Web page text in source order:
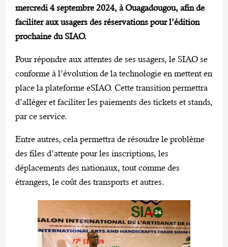
mercredi 4 septembre 2024, à Ouagadougou, afin de
faciliter aux usagers des réservations pour l’édition
prochaine du SIAO.
Pour répondre aux attentes de ses usagers, le SIAO se
conforme à l’évolution de la technologie en mettent en
place la plateforme eSIAO. Cette transition permettra
d’alléger et faciliter les paiements des tickets et stands,
par ce service.
Entre autres, cela permettra de résoudre le problème
des files d’attente pour les inscriptions, les
déplacements des nationaux, tout comme des
étrangers, le coût des transports et autres.